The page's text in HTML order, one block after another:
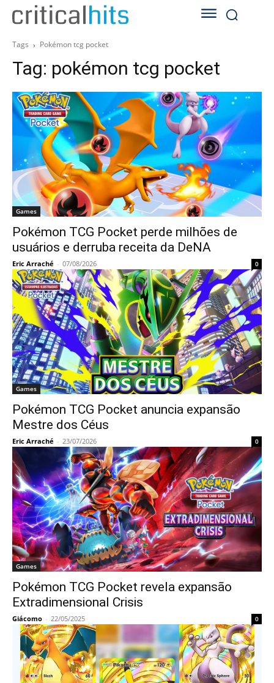
Tags Pokémon tcg pocket
Tag: pokémon tcg pocket
Games
Pokémon TCG Pocket perde milhões de
usuários e derruba receita da DeNA
Eric Arraché - 07/08/2026 0
Games
Pokémon TCG Pocket anuncia expansão
Mestre dos Céus
Eric Arraché - 23/07/2026 0
Games
Pokémon TCG Pocket revela expansão
Extradimensional Crisis
Giácomo - 22/05/2025 0